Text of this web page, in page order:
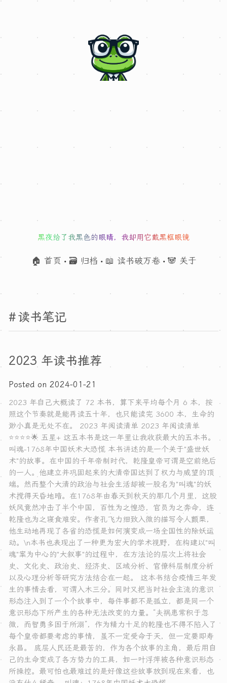
黑夜给了我黑色的眼睛，我却用它戴黑框眼镜
🏠 首页 •🗃 归档 • 📖 读书破万卷 •🐼 关于
读书笔记
2023 年读书推荐
Posted on 2024-01-21
2023 年自己大概读了 72 本书，算下来平均每个月 6 本，按
照这个节奏就是能再读五十年，也只能读完 3600 本，生命的
渺小真是无处不在。 2023 年阅读清单 2023 年阅读清单
⭐⭐⭐⭐🌟 五星+ 这五本书是这一年里让我收获最大的五本书。
叫魂-1768年中国妖术大恐慌 本书讲述的是一个关于"盛世妖
术"的故事。在中国的千年帝制时代，乾隆皇帝可谓是空前绝后
的一人。他建立并巩固起来的大清帝国达到了权力与威望的顶
端。然而整个大清的政治与社会生活却被一股名为"叫魂"的妖
术搅得天昏地暗。在1768年由春天到秋天的那几个月里，这股
妖风竟然冲击了半个中国，百性为之惶恐，官员为之奔命，连
乾隆也为之寝食难安。作者孔飞力细致入微的描写令人颤栗，
他生动地再现了各省的恐慌是如何演变成一场全国性的除妖运
动。\n本书也表现出了一种更为宏大的学术视野，在构建以"叫
魂"案为中心的"大叙事"的过程中，在方法论的层次上将社会
史、文化史、政治史、经济史、区域分析、官僚科层制度分析
以及心理分析等研究方法结合在一起。 这本书结合疫情三年发
生的事情去看，可谓入木三分。同时又把当时社会主流的意识
形态注入到了一个个故事中，每件事都不是孤立，都是同一个
意识形态下所产生的各种无法改变的力量。“夫祸患常积于忽
微，而智勇多困于所溺”，作为精力十足的乾隆也不得不陷入了
每个皇帝都要考虑的事情，虽不一定受命于天，但一定要即寿
永昌。 底层人民还是最苦的，作为各个故事的主角，最后用自
己的生命变成了各方势力的工具，如一叶浮萍被各种意识形态
所操控。最可怕也最难过的是好像这些故事放到现在来看，也